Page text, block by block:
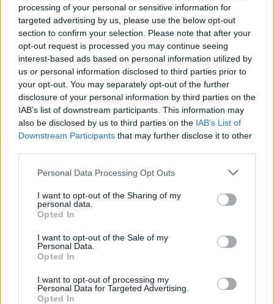
processing of your personal or sensitive information for
targeted advertising by us, please use the below opt-out
section to confirm your selection. Please note that after your
opt-out request is processed you may continue seeing
interest-based ads based on personal information utilized by
us or personal information disclosed to third parties prior to
your opt-out. You may separately opt-out of the further
disclosure of your personal information by third parties on the
IAB’s list of downstream participants. This information may
also be disclosed by us to third parties on the IAB’s List of
Downstream Participants that may further disclose it to other
Personal Data Processing Opt Outs
I want to opt-out of the Sharing of my
personal data.
Opted In
I want to opt-out of the Sale of my
Personal Data.
Opted In
I want to opt-out of processing my
Personal Data for Targeted Advertising.
Opted In
ECONOMIA
avviamenti nella Città
metropolitana di Milano